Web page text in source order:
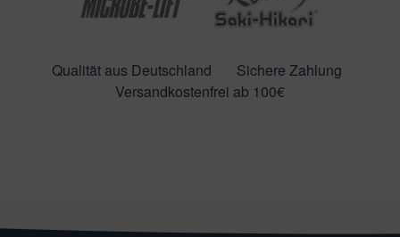
Qualität aus Deutschland
Sichere Zahlung
Versandkostenfrei ab 100€